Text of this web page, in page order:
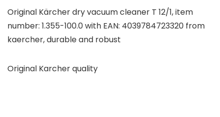
Original Kärcher dry vacuum cleaner T 12/1, item
number: 1.355-100.0 with EAN: 4039784723320 from
kaercher, durable and robust
Original Karcher quality